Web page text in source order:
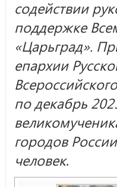
содействии
поддержке
«Царьград».
епархии
по декабрь
городов
человек.